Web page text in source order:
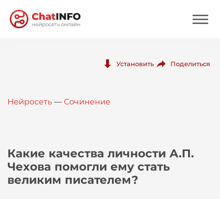
Вход
Установить Поделиться
Нейросеть — Сочинение
Какие качества личности А.П.
Чехова помогли ему стать
великим писателем?